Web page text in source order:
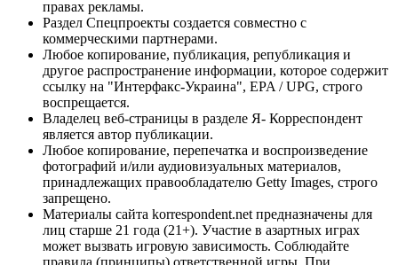
правах рекламы.
Раздел Спецпроекты создается совместно с
коммерческими партнерами.
Любое копирование, публикация, републикация и
другое распространение информации, которое содержит
ссылку на "Интерфакс-Украина", EPA / UPG, строго
воспрещается.
Владелец веб-страницы в разделе Я- Корреспондент
является автор публикации.
Любое копирование, перепечатка и воспроизведение
фотографий и/или аудиовизуальных материалов,
принадлежащих правообладателю Getty Images, строго
запрещено.
Материалы сайта korrespondent.net предназначены для
лиц старше 21 года (21+). Участие в азартных играх
может вызвать игровую зависимость. Соблюдайте
правила (принципы) ответственной игры. При